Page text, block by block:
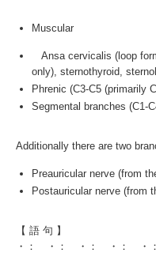
Muscular
Ansa cervicalis (loop
only), sternothyroid
Phrenic (C3-C5 (primarily
Segmental branches (C1-
Additionally there are two
Preauricular nerve(from
Postauricular nerve(from
【 語 句 】
・： ・： ・： ・：